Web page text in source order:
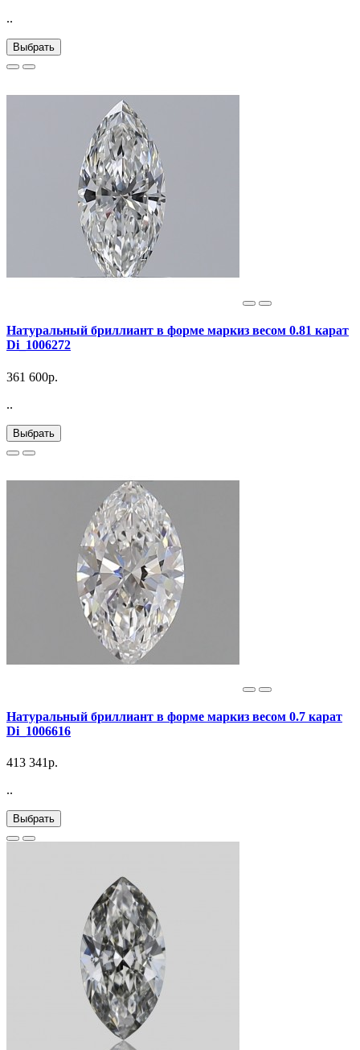
..
Выбрать
Натуральный бриллиант в форме маркиз весом 0.81 карат
Di_1006272
361 600р.
..
Выбрать
Натуральный бриллиант в форме маркиз весом 0.7 карат
Di_1006616
413 341р.
..
Выбрать